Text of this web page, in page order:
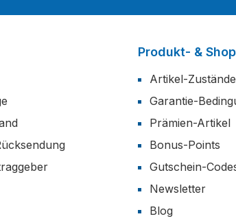
Produkt- &
Artikel-Zustände
Garantie-
Prämien-Artikel
Bonus-Points
Gutschein-
Newsletter
Blog